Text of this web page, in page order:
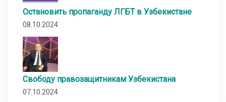
Остановить пропаганду ЛГБТ в Узбекистане
08.10.2024
Свободу правозащитникам Узбекистана
07.10.2024